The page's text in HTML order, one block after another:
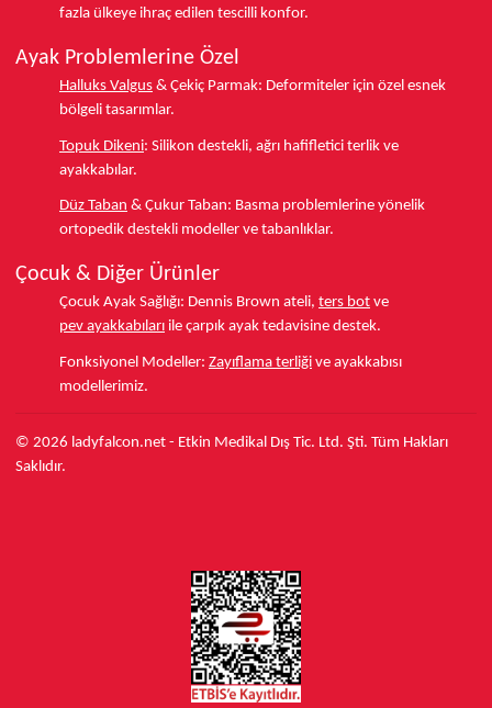
fazla ülkeye ihraç edilen tescilli konfor.
Ayak Problemlerine Özel
Halluks Valgus & Çekiç Parmak: Deformiteler için özel esnek
bölgeli tasarımlar.
Topuk Dikeni: Silikon destekli, ağrı hafifletici terlik ve
ayakkabılar.
Düz Taban & Çukur Taban: Basma problemlerine yönelik
ortopedik destekli modeller ve tabanlıklar.
Çocuk & Diğer Ürünler
Çocuk Ayak Sağlığı: Dennis Brown ateli, ters bot ve
pev ayakkabıları ile çarpık ayak tedavisine destek.
Fonksiyonel Modeller: Zayıflama terliği ve ayakkabısı
modellerimiz.
© 2026 ladyfalcon.net - Etkin Medikal Dış Tic. Ltd. Şti. Tüm Hakları
Saklıdır.